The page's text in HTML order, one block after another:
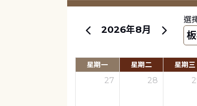
2026年8月
選
星期一 星期二 星期三
27 28